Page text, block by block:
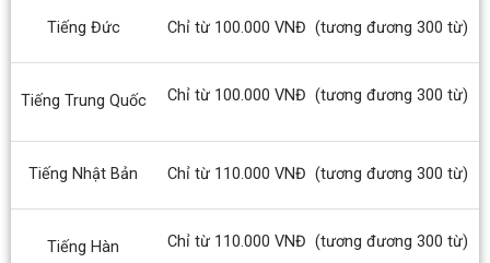
Tiếng Đức Chỉ từ 100.000 VNĐ (tương đương 300 từ)
Tiếng Trung Quốc Chỉ từ 100.000 VNĐ (tương đương 300 từ)
Tiếng Nhật Bản Chỉ từ 110.000 VNĐ (tương đương 300 từ)
Tiếng Hàn Chỉ từ 110.000 VNĐ (tương đương 300 từ)